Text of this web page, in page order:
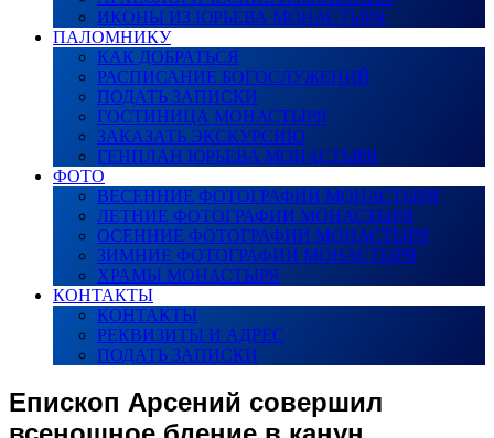
ИКОНЫ ИЗ ЮРЬЕВА МОНАСТЫРЯ
ПАЛОМНИКУ
КАК ДОБРАТЬСЯ
РАСПИСАНИЕ БОГОСЛУЖЕНИЙ
ПОДАТЬ ЗАПИСКИ
ГОСТИНИЦА МОНАСТЫРЯ
ЗАКАЗАТЬ ЭКСКУРСИЮ
ГЕНПЛАН ЮРЬЕВА МОНАСТЫРЯ
ФОТО
ВЕСЕННИЕ ФОТОГРАФИИ МОНАСТЫРЯ
ЛЕТНИЕ ФОТОГРАФИИ МОНАСТЫРЯ
ОСЕННИЕ ФОТОГРАФИИ МОНАСТЫРЯ
ЗИМНИЕ ФОТОГРАФИИ МОНАСТЫРЯ
ХРАМЫ МОНАСТЫРЯ
КОНТАКТЫ
КОНТАКТЫ
РЕКВИЗИТЫ И АДРЕС
ПОДАТЬ ЗАПИСКИ
Епископ Арсений совершил